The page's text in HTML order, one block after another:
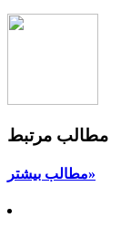
مطالب مرتبط
مطالب بیشتر»